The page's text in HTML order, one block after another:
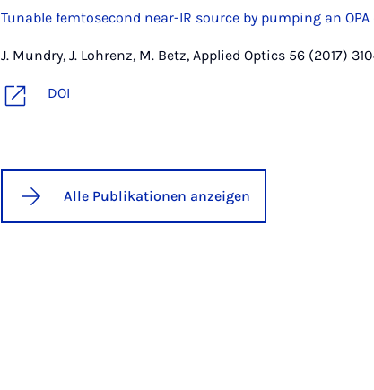
Tunable femtosecond near-IR source by pumping an
J. Mundry, J. Lohrenz, M. Betz, Applied Optics 56 (2017)
DOI
Alle Publikationen anzeigen